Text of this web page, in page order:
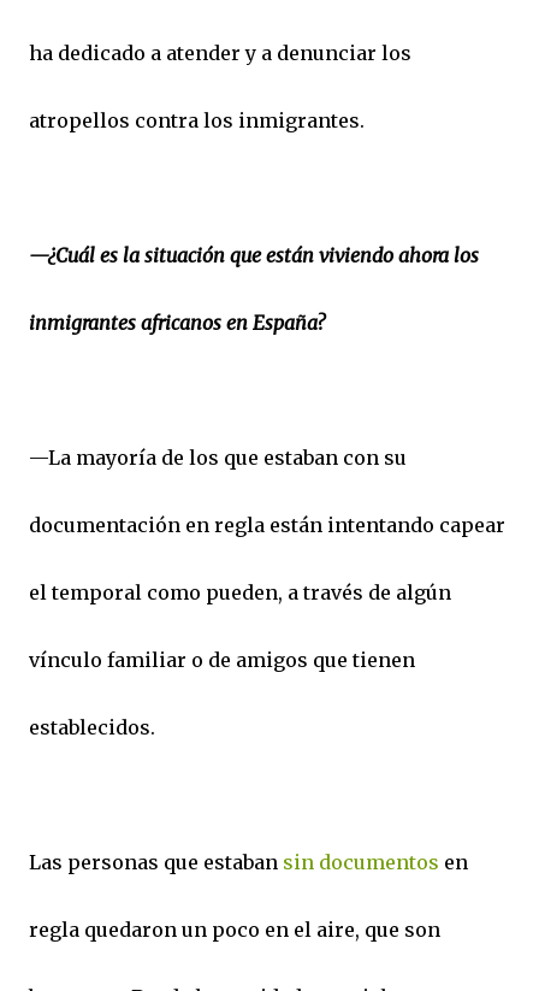
ha dedicado a atender y a denunciar los
atropellos contra los inmigrantes.
—¿Cuál es la situación que están viviendo ahora los
inmigrantes africanos en España?
—La mayoría de los que estaban con su
documentación en regla están intentando capear
el temporal como pueden, a través de algún
vínculo familiar o de amigos que tienen
establecidos.
Las personas que estaban sin documentos en
regla quedaron un poco en el aire, que son